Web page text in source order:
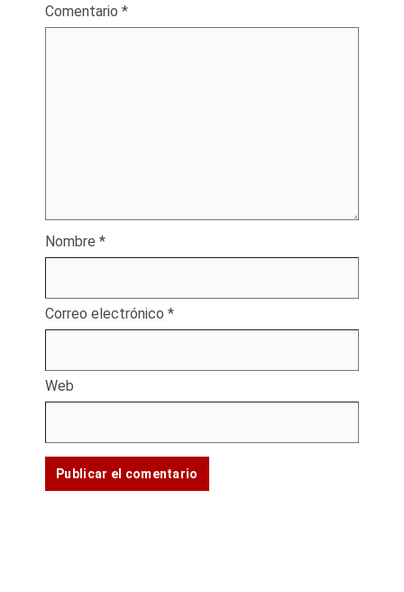
Comentario *
Nombre *
Correo electrónico *
Web